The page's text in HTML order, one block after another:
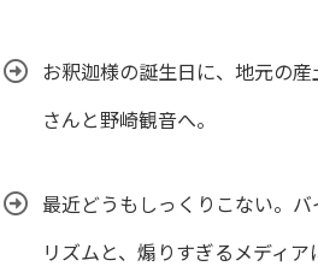
お釈迦様の誕生日に、地元の産
さんと野崎観音へ。
最近どうもしっくりこない。バ
リズムと、煽りすぎるメディア